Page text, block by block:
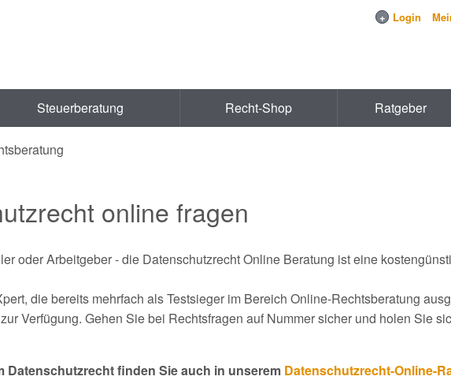
+ Login
Steuerberatung Recht-Shop Ratgeber
online fragen
oder Arbeitgeber - die Datenschutzrecht Online Beratung ist eine
die bereits mehrfach als Testsieger im Bereich Online-Rechtsberatung
Verfügung. Gehen Sie bei Rechtsfragen auf Nummer sicher und holen Sie
Datenschutzrecht finden Sie auch in unserem Datenschutzrecht-Online-